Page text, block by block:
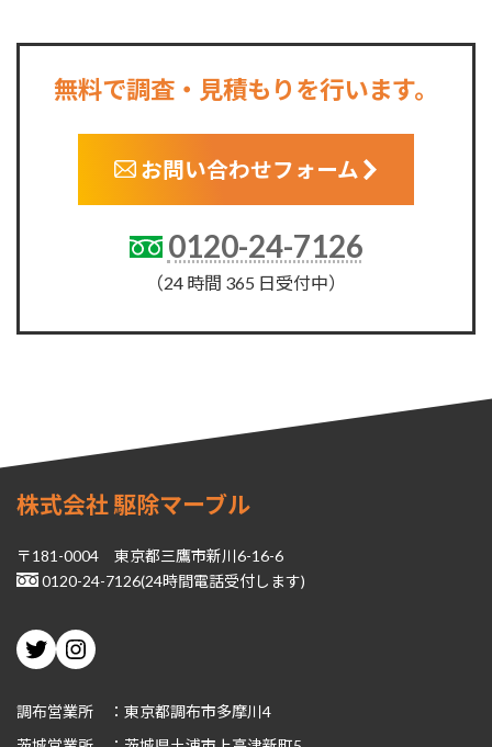
無料で調査・見積もりを行います。
お問い合わせフォーム
0120-24-7126
（24 時間 365 日受付中）
株式会社 駆除マーブル
〒181-0004 東京都三鷹市新川6-16-6
0120-24-7126(24時間電話受付します)
TwitterInstagram
調布営業所 ：東京都調布市多摩川4